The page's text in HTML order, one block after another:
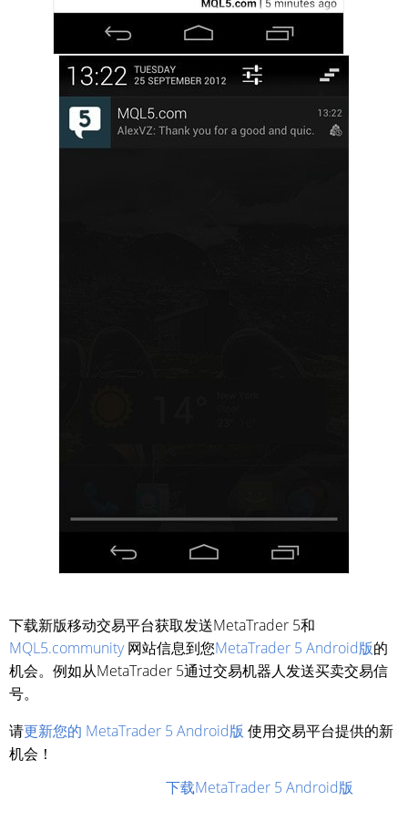
下载新版移动交易平台获取发送MetaTrader 5和
MQL5.community网站信息到您MetaTrader 5 Android版的
机会。例如从MetaTrader 5通过交易机器人发送买卖交易信
号。
请更新您的 MetaTrader 5 Android版 使用交易平台提供的新
机会！
下载MetaTrader 5 Android版